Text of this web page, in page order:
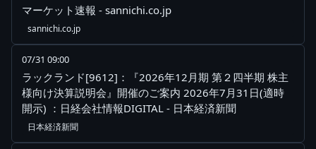
マーケット速報 - sannichi.co.jp
sannichi.co.jp
07/31 09:00
ラックランド[9612]：『2026年12月期 第２四半期 株主
様向け決算説明会』開催のご案内 2026年7月31日(適時
開示) ：日経会社情報DIGITAL - 日本経済新聞
日本経済新聞